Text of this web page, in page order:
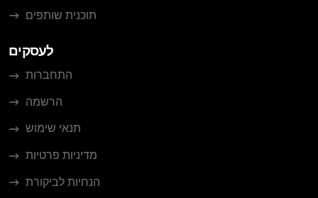
תוכנית שותפים
לעסקים
התחברות
הרשמה
תנאי שימוש
מדיניות פרטיות
הנחיות לביקורת